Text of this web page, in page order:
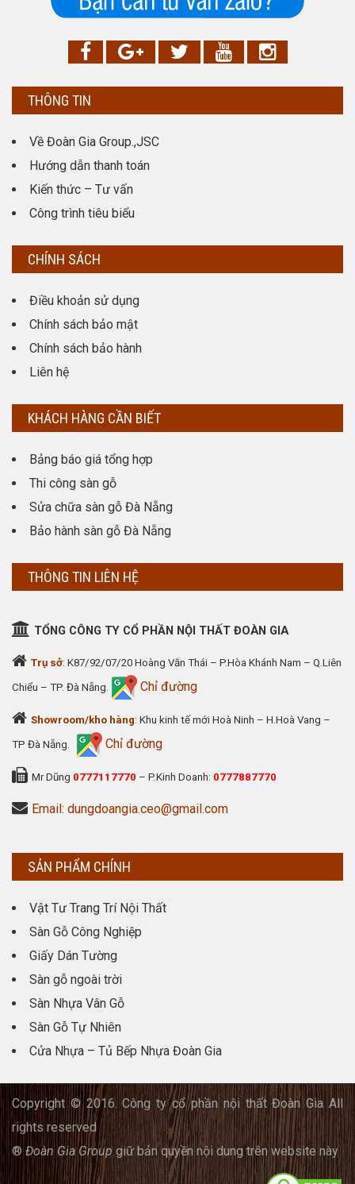
THÔNG TIN
Về Đoàn Gia Group.,JSC
Hướng dẫn thanh toán
Kiến thức – Tư vấn
Công trình tiêu biểu
CHÍNH SÁCH
Điều khoản sử dụng
Chính sách bảo mật
Chính sách bảo hành
Liên hệ
KHÁCH HÀNG CẦN BIẾT
Bảng báo giá tổng hợp
Thi công sàn gỗ
Sửa chữa sàn gỗ Đà Nẵng
Bảo hành sàn gỗ Đà Nẵng
THÔNG TIN LIÊN HỆ
TỔNG CÔNG TY CỔ PHẦN NỘI THẤT ĐOÀN GIA
Trụ sở: K87/92/07/20 Hoàng Văn Thái – P.Hòa Khánh Nam – Q.Liên
Chiểu – TP. Đà Nẵng. Chỉ đường
Showroom/kho hàng: Khu kinh tế mới Hoà Ninh – H.Hoà Vang –
TP Đà Nẵng. Chỉ đường
Mr Dũng 0777117770 – P.Kinh Doanh: 0777887770
Email: dungdoangia.ceo@gmail.com
SẢN PHẨM CHÍNH
Vật Tư Trang Trí Nội Thất
Sàn Gỗ Công Nghiệp
Giấy Dán Tường
Sàn gỗ ngoài trời
Sàn Nhựa Vân Gỗ
Sàn Gỗ Tự Nhiên
Cửa Nhựa – Tủ Bếp Nhựa Đoàn Gia
Copyright © 2016. Công ty cổ phần nội thất Đoàn Gia All
rights reserved
® Đoàn Gia Groupgiữ bản quyền nội dung trên website này